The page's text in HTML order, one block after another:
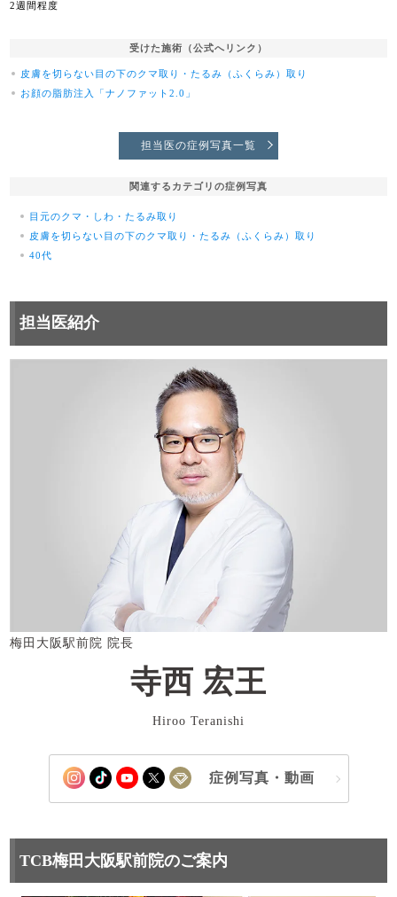
2週間程度
受けた施術（公式へリンク）
皮膚を切らない目の下のクマ取り・たるみ（ふくらみ）取り
お顔の脂肪注入「ナノファット2.0」
担当医の症例写真一覧
関連するカテゴリの症例写真
目元のクマ・しわ・たるみ取り
皮膚を切らない目の下のクマ取り・たるみ（ふくらみ）取り
40代
担当医紹介
梅田大阪駅前院 院長
寺西 宏王
Hiroo Teranishi
症例写真・動画
TCB梅田大阪駅前院のご案内